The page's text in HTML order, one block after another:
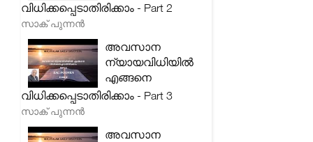
വിധിക്കപ്പെടാതിരിക്കാം - Part 2
സാക് പുന്നൻ
അവസാന
ന്യായവിധിയിൽ
എങ്ങനെ
വിധിക്കപ്പെടാതിരിക്കാം - Part 3
സാക് പുന്നൻ
അവസാന